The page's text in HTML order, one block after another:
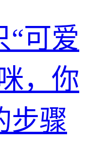
“可爱
，你
步骤